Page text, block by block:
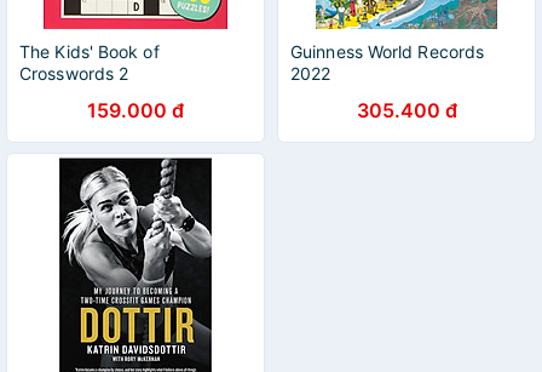
The Kids' Book of
Crosswords 2
159.000 đ
Guinness World Records
2022
305.400 đ